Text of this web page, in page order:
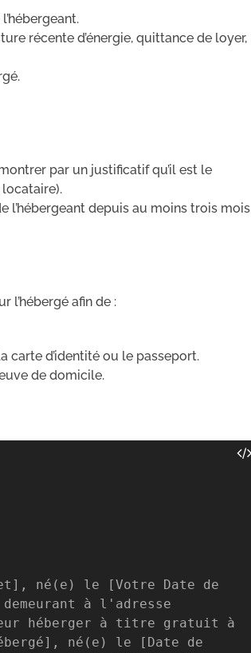
récente d’énergie, quittance de loyer,
par un justificatif qu’il est le
l’hébergeant depuis au moins trois mois
l’hébergé afin de :
carte d’identité ou le passeport.
de domicile.
né(e) le [Votre Date de
à l'adresse
héberger à titre gratuit à
né(e) le [Date de